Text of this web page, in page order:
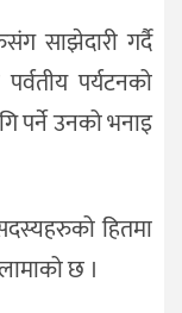
साझेदारी गर्दै
पर्यटनको
पर्ने उनको भनाइ
हितमा
छ ।